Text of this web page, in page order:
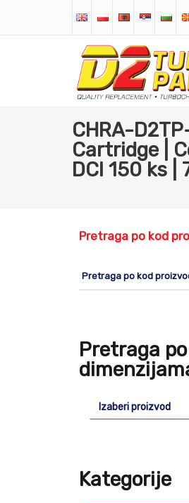
CHRA-
Cartridge |
DCI 150 ks |
Pretraga po kod
Pretraga po
Izaberi proizvod
Kategorije